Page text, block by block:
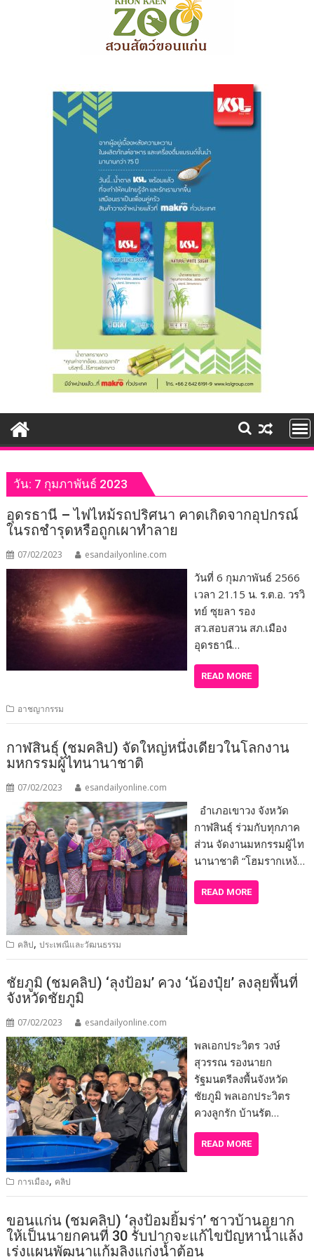
วัน: 7 กุมภาพันธ์ 2023
อุดรธานี – ไฟไหม้รถปริศนา คาดเกิดจากอุปกรณ์
ในรถชำรุดหรือถูกเผาทำลาย
07/02/2023 esandailyonline.com
วันที่ 6 กุมภาพันธ์ 2566
เวลา 21.15 น. ร.ต.อ. วรวิ
ทย์ ซุยลา รอง
สว.สอบสวน สภ.เมือง
อุดรธานี…
READ MORE
อาชญากรรม
กาฬสินธุ์ (ชมคลิป) จัดใหญ่หนึ่งเดียวในโลกงาน
มหกรรมผู้ไทนานาชาติ
07/02/2023 esandailyonline.com
อำเภอเขาวง จังหวัด
กาฬสินธุ์ ร่วมกับทุกภาค
ส่วน จัดงานมหกรรมผู้ไท
นานาชาติ “โฮมรากเหง้…
READ MORE
คลิป,ประเพณีและวัฒนธรรม
ชัยภูมิ (ชมคลิป) ‘ลุงป้อม’ ควง ‘น้องปุ๋ย’ ลงลุยพื้นที่
จังหวัดชัยภูมิ
07/02/2023 esandailyonline.com
พลเอกประวิตร วงษ์
สุวรรณ รองนายก
รัฐมนตรีลงพื้นจังหวัด
ชัยภูมิ พลเอกประวิตร
ควงลูกรัก บ้านรัต…
READ MORE
การเมือง, คลิป
ขอนแก่น (ชมคลิป) ‘ลุงป้อมยิ้มร่า’ ชาวบ้านอยาก
ให้เป็นนายกคนที่ 30 รับปากจะแก้ไขปัญหาน้ำแล้ง
เร่งแผนพัฒนาแก้มลิงแก่งน้ำต้อน